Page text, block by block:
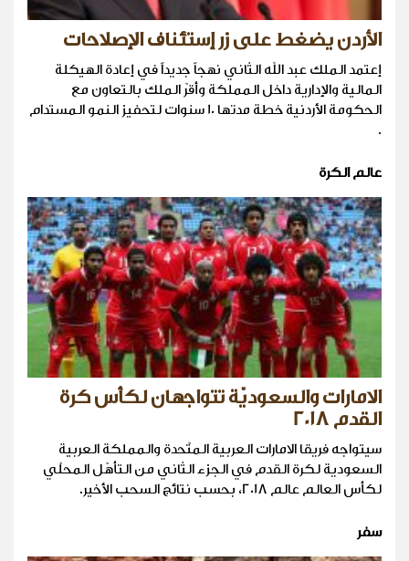
الأردن يضغط على زر إستئناف الإصلاحات
إعتمد الملك عبد الله الثاني نهجاً جديداً في إعادة الهيكلة
المالية والإدارية داخل المملكة وأقرّ الملك بالتعاون مع
الحكومة الأردنية خطة مدتها 10 سنوات لتحفيز النمو المستدام
.
عالم الكرة
الامارات والسعوديّة تتواجهان لكأس كرة
القدم 2018
سيتواجه فريقا الامارات العربية المتّحدة والمملكة العربية
السعودية لكرة القدم في الجزء الثاني من التأهّل المحلّي
لكأس العالم عالم 2018، بحسب نتائج السحب الأخير.
سفر